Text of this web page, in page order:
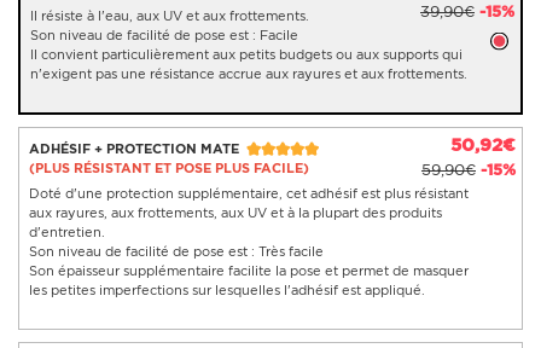
39,90€ -15%
Il résiste à l'eau, aux UV et aux frottements.
Son niveau de facilité de pose est : Facile
Il convient particulièrement aux petits budgets ou aux supports qui
n'exigent pas une résistance accrue aux rayures et aux frottements.
ADHÉSIF + PROTECTION MATE
(PLUS RÉSISTANT ET POSE PLUS FACILE)
50,92€
59,90€ -15%
Doté d'une protection supplémentaire, cet adhésif est plus résistant
aux rayures, aux frottements, aux UV et à la plupart des produits
d'entretien.
Son niveau de facilité de pose est : Très facile
Son épaisseur supplémentaire facilite la pose et permet de masquer
les petites imperfections sur lesquelles l'adhésif est appliqué.